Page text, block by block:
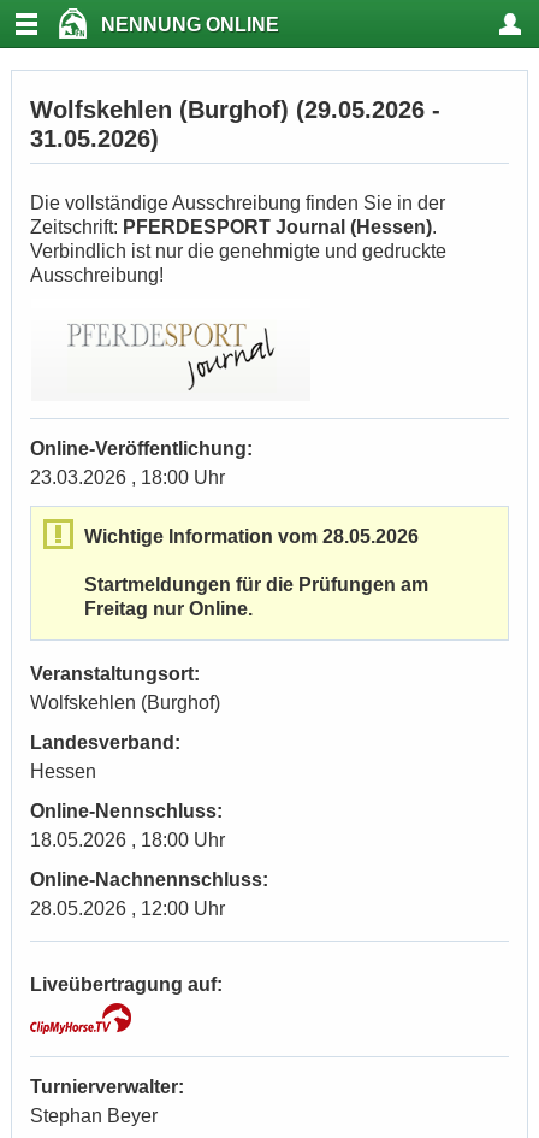
NENNUNG ONLINE
Wolfskehlen (Burghof) (29.05.2026 -
31.05.2026)
Die vollständige Ausschreibung finden Sie in der
Zeitschrift: PFERDESPORT Journal (Hessen).
Verbindlich ist nur die genehmigte und gedruckte
Ausschreibung!
Online-Veröffentlichung:
23.03.2026 , 18:00 Uhr
Wichtige Information vom 28.05.2026
Startmeldungen für die Prüfungen am
Freitag nur Online.
Veranstaltungsort:
Wolfskehlen (Burghof)
Landesverband:
Hessen
Online-Nennschluss:
18.05.2026 , 18:00 Uhr
Online-Nachnennschluss:
28.05.2026 , 12:00 Uhr
Liveübertragung auf:
Turnierverwalter:
Stephan Beyer